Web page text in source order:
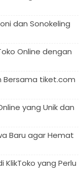
dan Sonokeling
Online dengan
Bersama tiket.com
yang Unik dan
Baru agar Hemat
KlikToko yang Perlu